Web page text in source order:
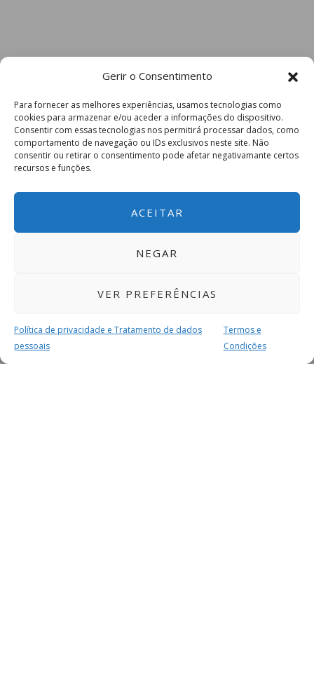
Gerir o Consentimento
Para fornecer as melhores experiências, usamos tecnologias como
cookies para armazenar e/ou aceder a informações do dispositivo.
Consentir com essas tecnologias nos permitirá processar dados, como
comportamento de navegação ou IDs exclusivos neste site. Não
consentir ou retirar o consentimento pode afetar negativamante certos
recursos e funções.
ACEITAR
NEGAR
VER PREFERÊNCIAS
Política de privacidade e Tratamento de dados
pessoais
Termos e
Condições